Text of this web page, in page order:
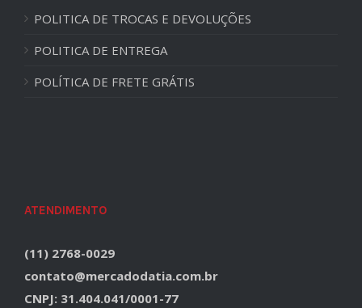
POLITICA DE TROCAS E DEVOLUÇÕES
POLITICA DE ENTREGA
POLÍTICA DE FRETE GRÁTIS
ATENDIMENTO
(11) 2768-0029
contato@mercadodatia.com.br
CNPJ: 31.404.041/0001-77